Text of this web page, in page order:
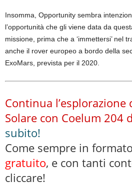
Insomma, Opportunity sembra
l’opportunità che gli viene data da
missione, prima che a ‘immettersi’ nel
anche il rover europeo a bordo della
ExoMars, prevista per il 2020.
Continua l’esplorazione
Solare con Coelum 204
subito!
Come sempre in formato
gratuito, e con tanti
cliccare!